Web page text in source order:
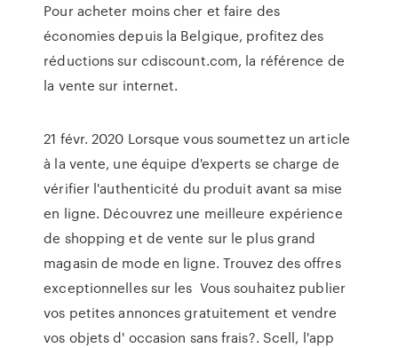
Pour acheter moins cher et faire des
économies depuis la Belgique, profitez des
réductions sur cdiscount.com, la référence de
la vente sur internet.
21 févr. 2020 Lorsque vous soumettez un article
à la vente, une équipe d'experts se charge de
vérifier l'authenticité du produit avant sa mise
en ligne. Découvrez une meilleure expérience
de shopping et de vente sur le plus grand
magasin de mode en ligne. Trouvez des offres
exceptionnelles sur les Vous souhaitez publier
vos petites annonces gratuitement et vendre
vos objets d' occasion sans frais?. Scell, l'app